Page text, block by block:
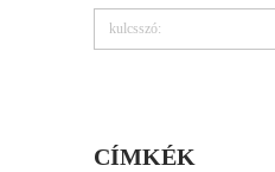
CÍMKÉK